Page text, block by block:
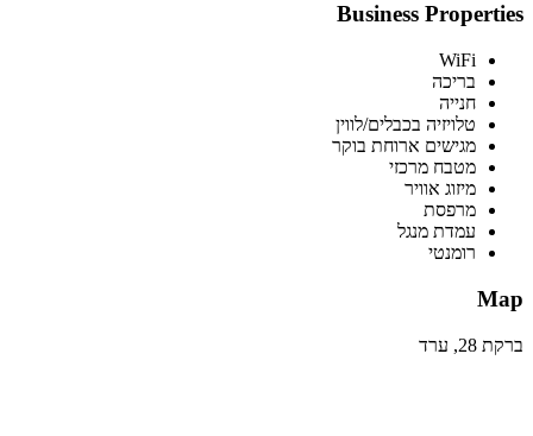
Business Properties
WiFi
בריכה
חנייה
טלויזיה בכבלים/לווין
מגישים ארוחת בוקר
מטבח מרכזי
מיזוג אוויר
מרפסת
עמדת מנגל
רומנטי
Map
ברקת 28, ערד